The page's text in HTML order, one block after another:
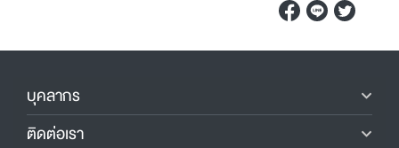
บุคลากร
ติดต่อเรา